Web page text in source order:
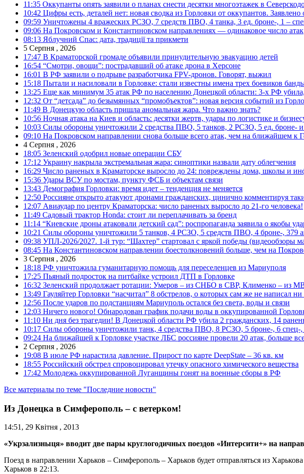
11:35 Оккупанты опять заявили о планах снести десятки многоэтажек в
10:42 Цифры есть, деталей нет: новая сводка из Горловки от оккупантов.
09:59 Уничтожены 4 вражеских РСЗО, 7 средств ПВО, 4 танка, 3 ед. броне-, 1 –
09:06 На Покровском и Константиновском направлениях — одинаковое число атак
08:13 Яблучний Спас: дата, традиції та прикмети
5 Серпня , 2026
17:47 В Краматорской громаде объявили принудительную эвакуацию детей
16:54 “Смотри, овощи”: пострадавший об атаке дрона в Херсоне
16:01 В РФ заявили о подрыве разработчика FPV-дронов. Говорят, выжил
15:18 Пытали и насиловали в Горловке: стали известны имена трех боевиков
13:25 Еще как минимум 35 атак РФ по населению Донецкой области: 3-х РФ
12:32 От “детсада” до безымянных “промобъектов”: новая версия событий из
11:49 В Донецкую область пришла аномальная жара. Что важно знать?
10:56 Ночная атака на Киев и область: десятки жертв, удары по логистике и
10:03 Силы обороны уничтожили 2 средства ПВО, 5 танков, 2 РСЗО, 5 ед. броне-
09:10 На Покровском направлении снова больше всего атак, чем на ближайшем к
4 Серпня , 2026
18:05 Зеленский одобрил новые операции СБУ
17:12 Украину накрыла экстремальная жара: синоптики назвали дату облегчения
16:29 Число раненых в Краматорске выросло до 24: повреждены дома, школы и
15:36 Удары ВСУ по мостам, пункту ФСБ и объектам связи
13:43 Демография Горловки: время идет – тенденция не меняется
12:50 Россияне открыто атакуют дронами гражданских, цинично комментируя
12:07 Авиаудар по центру Краматорска: число раненых выросло до 21-го человека!
11:49 Садовый трактор Honda: стоит ли переплачивать за бренд
11:14 “Киевские дроны атаковали детский сад”: роспропаганда заявила о якобы
10:21 Силы обороны уничтожили 5 танков, 4 РСЗО, 5 средств ПВО, 4 броне-, 379
09:38 УПЛ-2026/2027. 1-й тур: “Шахтер” стартовал с яркой победы (видеообзоры
08:45 На Константиновском направлении боестолкновений больше, чем на
3 Серпня , 2026
18:18 РФ уничтожила гуманитарную помощь для переселенцев из Мариуполя
17:25 Пьяный подросток на питбайке устроил ДТП в Горловке
16:32 Зеленский продолжает ротации: Умеров – из СНБО в СВР, Клименко – из
13:49 Гауляйтер Горловки “насчитал” 8 обстрелов, о которых сам же не написал ни
12:56 После ударов по подстанциям Мариуполь остался без света, воды и связи
12:03 Ничего нового! Обнародован график подачи воды в оккупированной
11:10 Ни дня без трагедии! В Донецкой области РФ убила 2 гражданских, 14
10:17 Силы обороны уничтожили танк, 4 средства ПВО, 8 РСЗО, 5 броне-, 6 спец-,
09:24 На ближайшей к Горловке участке ЛБС россияне провели 20 атак, больше
2 Серпня , 2026
19:08 В июле РФ нарастила давление. Прирост по карте DeepState – 36 кв. км
18:55 Российский обстрел спровоцировал утечку опасного химического вещества
17:42 Молодежь оккупированной Луганщины гонят на военные сборы в РФ
Все материалы по теме "Последние новости"
Из Донецка в Симферополь – с ветерком!
14:51, 29 Квітня , 2013
«Укрзализныця» вводит две пары круглогодичных поездов «Интерсити+» на
Поезд в направлении Харьков – Симферополь – Харьков будет отправляться из
Харьков в 22:13.